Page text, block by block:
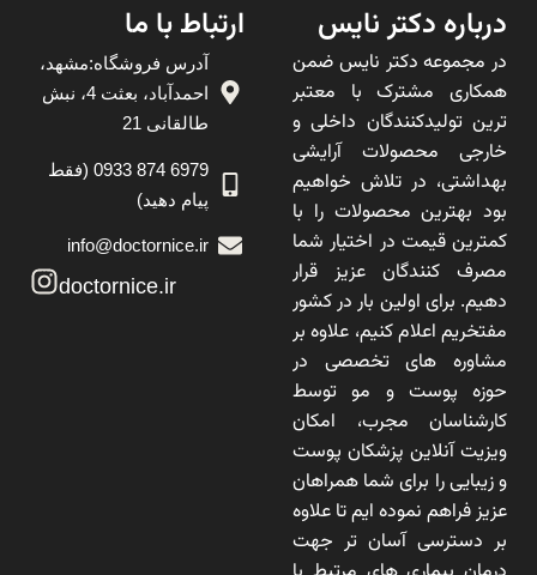
درباره دکتر نایس
در مجموعه دکتر نایس ضمن
همکاری مشترک با معتبر
ترین تولیدکنندگان داخلی و
خارجی محصولات آرایشی
بهداشتی، در تلاش خواهیم
بود بهترین محصولات را با
کمترین قیمت در اختیار شما
مصرف کنندگان عزیز قرار
دهیم. برای اولین بار در کشور
مفتخریم اعلام کنیم، علاوه بر
مشاوره های تخصصی در
حوزه پوست و مو توسط
کارشناسان مجرب، امکان
ویزیت آنلاین پزشکان پوست
و زیبایی را برای شما همراهان
عزیز فراهم نموده ایم تا علاوه
بر دسترسی آسان تر جهت
ارتباط با ما
آدرس فروشگاه:مشهد،
احمدآباد، بعثت 4، نبش
طالقانی 21
6979 874 0933 (فقط
پیام دهید)
info@doctornice.ir
doctornice.ir